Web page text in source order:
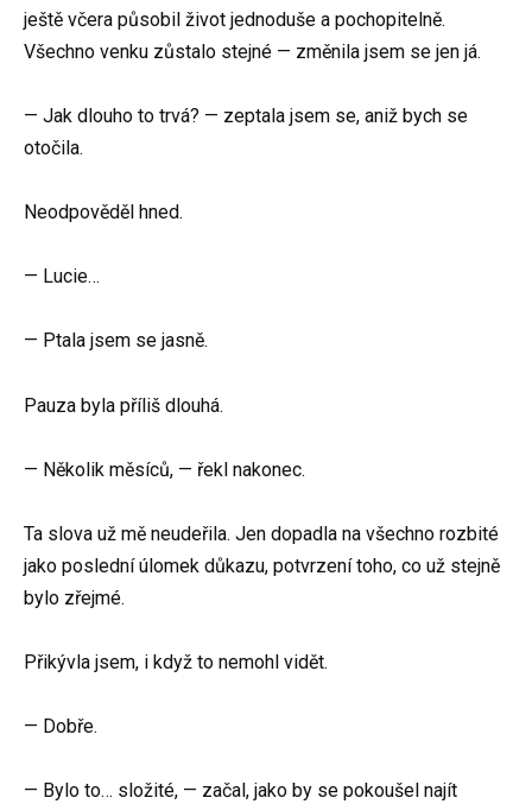
ještě včera působil život jednoduše a pochopitelně.
Všechno venku zůstalo stejné — změnila jsem se jen já.
— Jak dlouho to trvá? — zeptala jsem se, aniž bych se
otočila.
Neodpověděl hned.
— Lucie…
— Ptala jsem se jasně.
Pauza byla příliš dlouhá.
— Několik měsíců, — řekl nakonec.
Ta slova už mě neudeřila. Jen dopadla na všechno rozbité
jako poslední úlomek důkazu, potvrzení toho, co už stejně
bylo zřejmé.
Přikývla jsem, i když to nemohl vidět.
— Dobře.
— Bylo to… složité, — začal, jako by se pokoušel najít